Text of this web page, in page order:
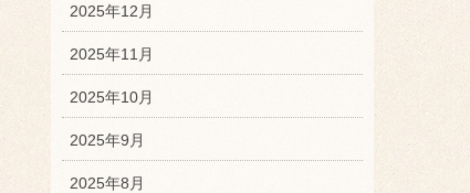
2025年12月
2025年11月
2025年10月
2025年9月
2025年8月